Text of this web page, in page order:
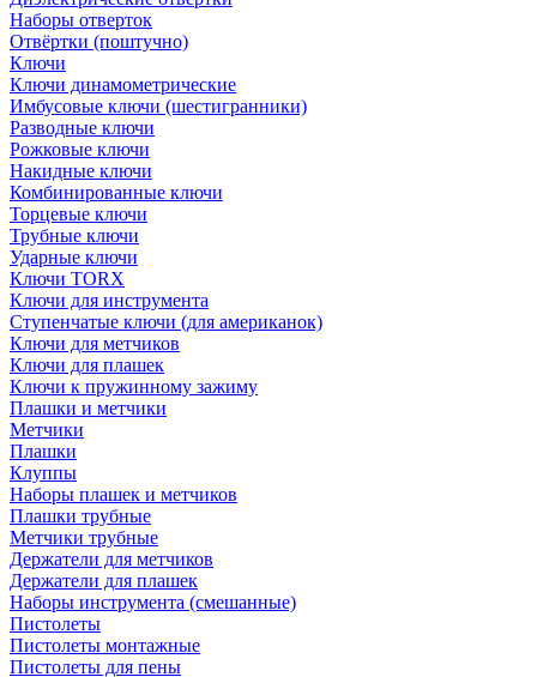
Наборы отверток
Отвёртки (поштучно)
Ключи
Ключи динамометрические
Имбусовые ключи (шестигранники)
Разводные ключи
Рожковые ключи
Накидные ключи
Комбинированные ключи
Торцевые ключи
Трубные ключи
Ударные ключи
Ключи TORX
Ключи для инструмента
Ступенчатые ключи (для американок)
Ключи для метчиков
Ключи для плашек
Ключи к пружинному зажиму
Плашки и метчики
Метчики
Плашки
Клуппы
Наборы плашек и метчиков
Плашки трубные
Метчики трубные
Держатели для метчиков
Держатели для плашек
Наборы инструмента (смешанные)
Пистолеты
Пистолеты монтажные
Пистолеты для пены